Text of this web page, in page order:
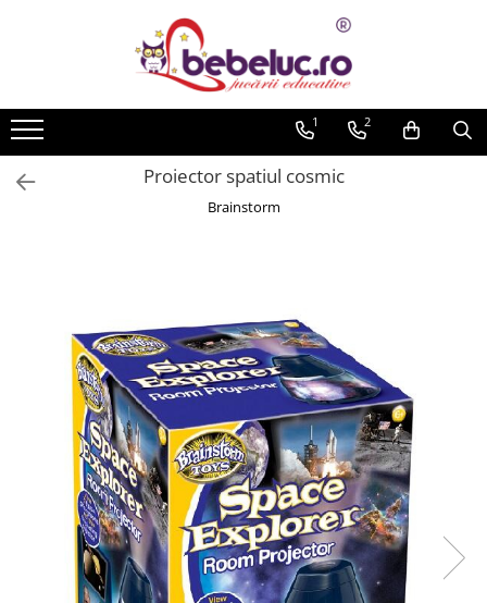
Toate Produsele
Jucarii pe varste
Jucarii educative
Set constructie copii
Organele Corpului Uman
Roboti de jucarie
Jucarii Creativitate
Lucru manual copii
Plastilina
Seturi de desen
Seturi de pictura pentru copii
Tatuaje Copii
Nisip kinetic
Jucarii interactive
1 2
Proiector spatiul cosmic
Brainstorm